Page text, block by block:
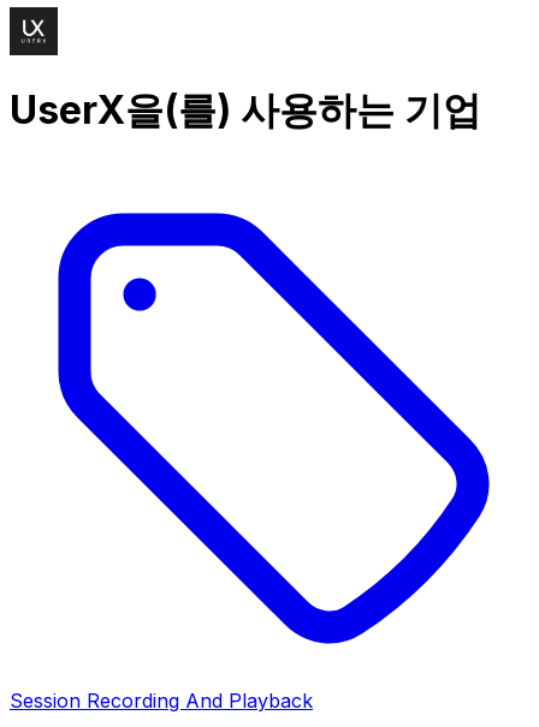
UserX을(를) 사용하는 기업
Session Recording And Playback